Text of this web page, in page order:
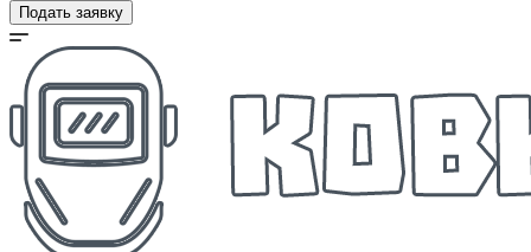
Подать заявку